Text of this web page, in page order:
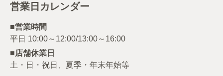
営業日カレンダー
■営業時間
■店舗休業日
土・日・祝日、夏季・年末年始等